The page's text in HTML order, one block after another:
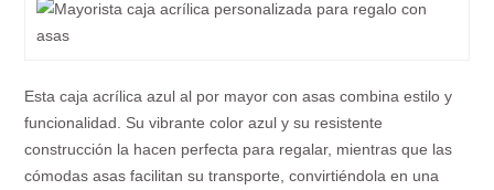
Esta caja acrílica azul al por mayor con asas combina estilo y
funcionalidad. Su vibrante color azul y su resistente
construcción la hacen perfecta para regalar, mientras que las
cómodas asas facilitan su transporte, convirtiéndola en una